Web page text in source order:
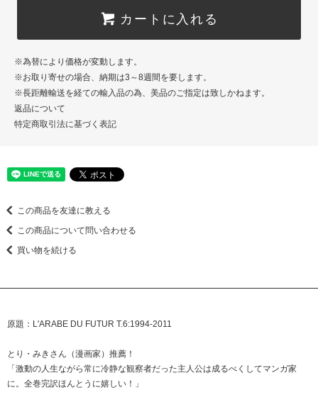
カートに入れる
※為替により価格が変動します。
※お取り寄せの場合、納期は3～8週間を要します。
※長距離輸送を経ての輸入品の為、美品のご指定は致しかねます。
返品について
特定商取引法に基づく表記
この商品を友達に教える
この商品について問い合わせる
買い物を続ける
原題：L'ARABE DU FUTUR T.6:1994-2011
とり・みきさん（漫画家）推薦！
「激動の人生ながら常に冷静な観察者だった主人公は成るべくしてマンガ家
に。全巻完訳ほんとうに嬉しい！」